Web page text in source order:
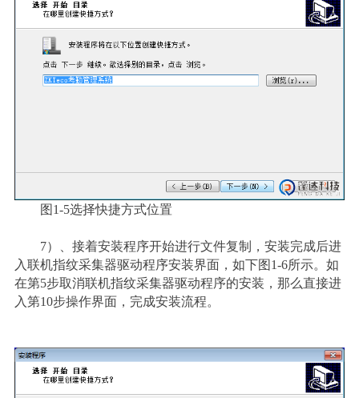
图1-5选择快捷方式位置
7）
、接着安装程序开始进行文件复制，安装完成后进
入联机指纹采集器驱动程序安装界面，如下图1-6所示。如
在第5步取消联机指纹采集器驱动程序的安装，那么直接进
入第10步操作界面，完成安装流程。